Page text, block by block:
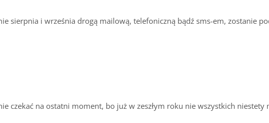
sierpnia i września drogą mailową, telefoniczną bądź sms-em, zostanie
czekać na ostatni moment, bo już w zeszłym roku nie wszystkich niestety